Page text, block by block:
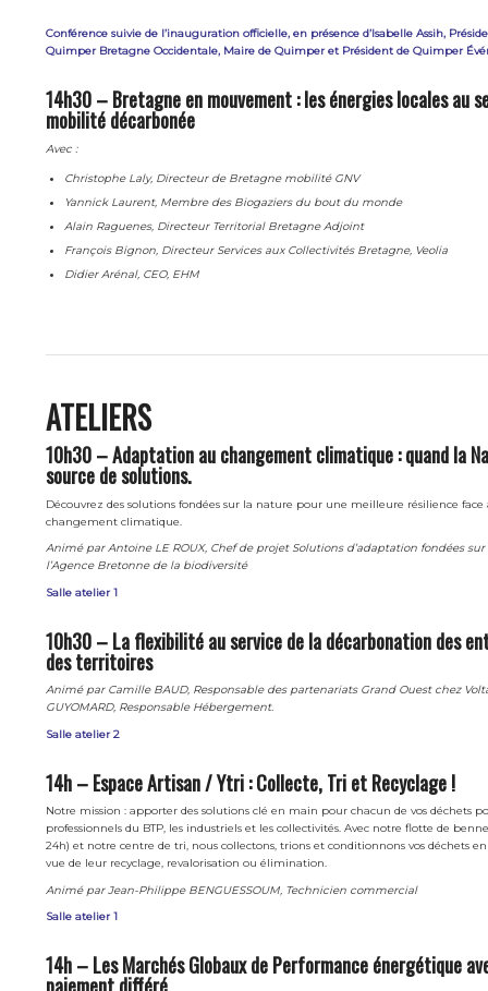
Conférence suivie de l’inauguration officielle, en présence d’Isabelle Assih,
Quimper Bretagne Occidentale, Maire de Quimper et Président de Quimper
14h30 – Bretagne en mouvement : les énergies locales au
mobilité décarbonée
Avec :
Christophe Laly, Directeur de Bretagne mobilité GNV
Yannick Laurent, Membre des Biogaziers du bout du monde
Alain Raguenes, Directeur Territorial Bretagne Adjoint
François Bignon, Directeur Services aux Collectivités Bretagne, Veolia
Didier Arénal, CEO, EHM
ATELIERS
10h30 – Adaptation au changement climatique : quand la
source de solutions.
Découvrez des solutions fondées sur la nature pour une meilleure résilience face
changement climatique.
Animé par Antoine LE ROUX, Chef de projet Solutions d’adaptation fondées
l’Agence Bretonne de la biodiversité
Salle atelier 1
10h30 – La flexibilité au service de la décarbonation des
des territoires
Animé par Camille BAUD, Responsable des partenariats Grand Ouest chez
GUYOMARD, Responsable Hébergement.
Salle atelier 2
14h – Espace Artisan / Ytri : Collecte, Tri et Recyclage !
Notre mission : apporter des solutions clé en main pour chacun de vos déchets
professionnels du BTP, les industriels et les collectivités. Avec notre flotte de
24h) et notre centre de tri, nous collectons, trions et conditionnons vos déchets en
vue de leur recyclage, revalorisation ou élimination.
Animé par Jean-Philippe BENGUESSOUM, Technicien commercial
Salle atelier 1
14h – Les Marchés Globaux de Performance énergétique